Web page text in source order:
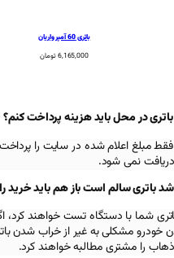
باتری 60 آمپر واریان
6,165,000تومان
در محل باید هزینه پرداخت کنم؟
مبلغ اعلام شده در سایت را
نمی شود.
سالم است باز هم باید خرید
باتری شما با دستگاه تست خواهند
خودرو مشکلی به غیر از خراب شدن
را مشتری مطالبه خواهند کرد.